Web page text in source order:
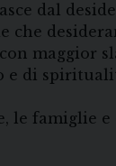
dal
che
maggior
e di
le famiglie e